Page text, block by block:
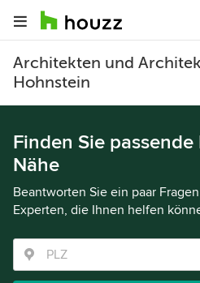
Architekten und
Hohnstein
Finden Sie
Nähe
Beantworten Sie ein paar
Experten, die Ihnen helfen